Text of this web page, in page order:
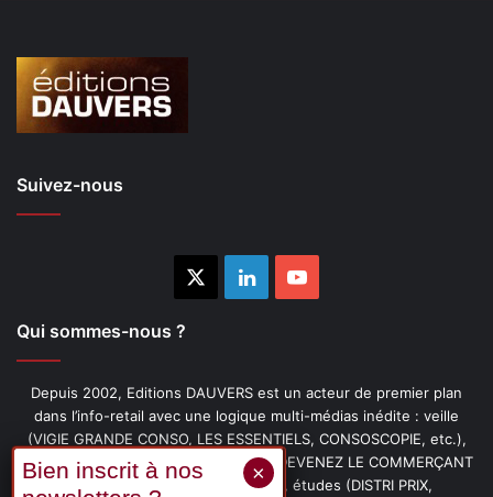
Suivez-nous
LinkedinYouTube
Qui sommes-nous ?
Depuis 2002, Editions DAUVERS est un acteur de premier plan
dans l’info-retail avec une logique multi-médias inédite : veille
(VIGIE GRANDE CONSO, LES ESSENTIELS, CONSOSCOPIE, etc.),
livres (PENSER-CLIENT, IMAGE-PRIX, DEVENEZ LE COMMERÇANT
PRÉFÉRÉ DE VOS CLIENTS, etc.), études (DISTRI PRIX,